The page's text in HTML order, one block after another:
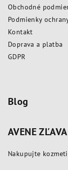
Obchodné
Podmienky
Kontakt
Doprava a platba
GDPR
Blog
AVENE
Nakupujte